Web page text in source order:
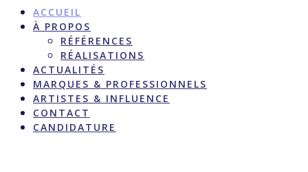
ACCUEIL
À PROPOS
RÉFÉRENCES
RÉALISATIONS
ACTUALITÉS
MARQUES & PROFESSIONNELS
ARTISTES & INFLUENCE
CONTACT
CANDIDATURE